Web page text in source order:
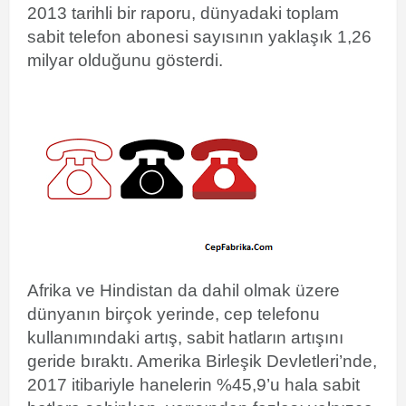
2013 tarihli bir raporu, dünyadaki toplam
sabit telefon abonesi sayısının yaklaşık 1,26
milyar olduğunu gösterdi.
Afrika ve Hindistan da dahil olmak üzere
dünyanın birçok yerinde, cep telefonu
kullanımındaki artış, sabit hatların artışını
geride bıraktı. Amerika Birleşik Devletleri’nde,
2017 itibariyle hanelerin %45,9’u hala sabit